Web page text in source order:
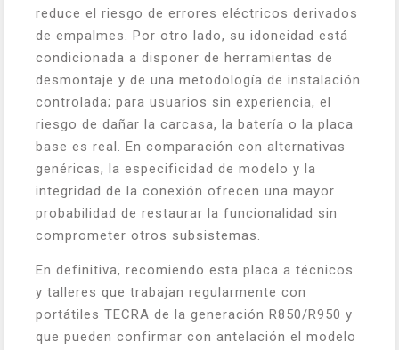
reduce el riesgo de errores eléctricos derivados
de empalmes. Por otro lado, su idoneidad está
condicionada a disponer de herramientas de
desmontaje y de una metodología de instalación
controlada; para usuarios sin experiencia, el
riesgo de dañar la carcasa, la batería o la placa
base es real. En comparación con alternativas
genéricas, la especificidad de modelo y la
integridad de la conexión ofrecen una mayor
probabilidad de restaurar la funcionalidad sin
comprometer otros subsistemas.
En definitiva, recomiendo esta placa a técnicos
y talleres que trabajan regularmente con
portátiles TECRA de la generación R850/R950 y
que pueden confirmar con antelación el modelo